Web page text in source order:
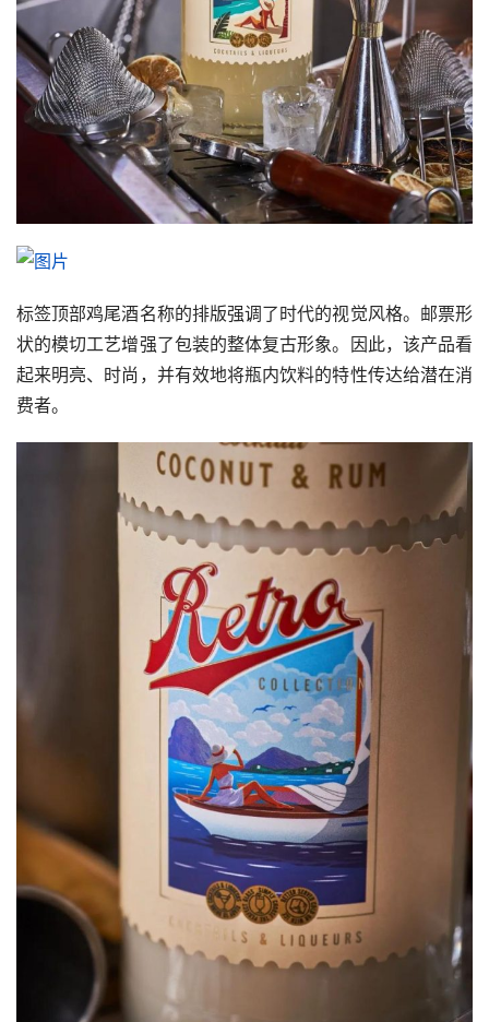
资
讯
空
间
艺
术
工
标签顶部鸡尾酒名称的排版强调了时代的视觉风格。邮票形
状的模切工艺增强了包装的整体复古形象。因此，该产品看
起来明亮、时尚，并有效地将瓶内饮料的特性传达给潜在消
费者。